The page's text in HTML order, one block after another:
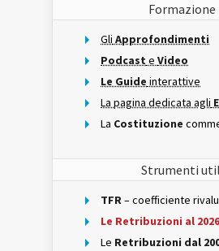
Formazione
Gli Approfondimenti
Podcast e Video
Le Guide interattive
La pagina dedicata agli
La Costituzione
Strumenti
TFR– coefficiente
Le Retribuzioni al 2026
Le Retribuzioni dal